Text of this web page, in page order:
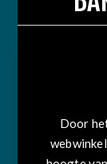
Door